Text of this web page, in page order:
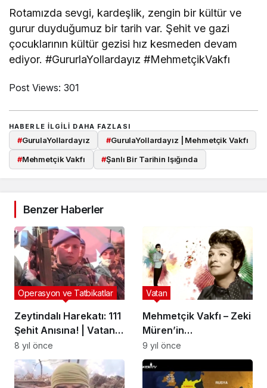
Rotamızda sevgi, kardeşlik, zengin bir kültür ve
gurur duyduğumuz bir tarih var. Şehit ve gazi
çocuklarının kültür gezisi hız kesmeden devam
ediyor. #GururlaYollardayız #MehmetçikVakfı
Post Views: 301
HABERLE ILGILI DAHA FAZLASI
#GurulaYollardayız #GurulaYollardayız | Mehmetçik Vakfı
#Mehmetçik Vakfı #Şanlı Bir Tarihin Işığında
Benzer Haberler
Zeytindalı Harekatı: 111
Şehit Anısına! | Vatan
Size Minnettar
Operasyon ve Tatbikatlar
8 yıl önce
Mehmetçik Vakfı – Zeki
Müren’in
Duygulandıran Vasiyeti
Vatan
9 yıl önce